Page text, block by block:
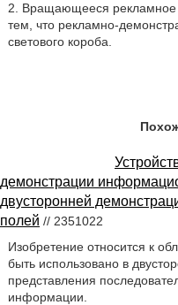
2. Вращающееся рекламное
тем, что рекламно-
светового короба.
демонстрации
двусторонней
полей // 2351022
Изобретение относится к
быть использовано в
представления
информации.